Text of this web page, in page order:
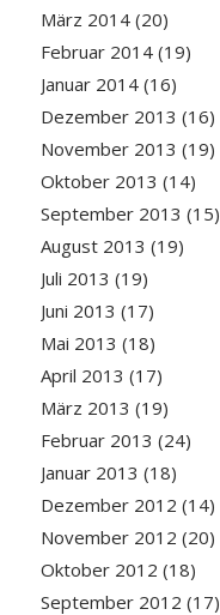
März 2014(20)
Februar 2014(19)
Januar 2014(16)
Dezember 2013 (16)
November 2013 (19)
Oktober 2013 (14)
September 2013 (15)
August 2013 (19)
Juli 2013 (19)
Juni 2013 (17)
Mai 2013 (18)
April 2013 (17)
März 2013 (19)
Februar 2013 (24)
Januar 2013 (18)
Dezember 2012 (14)
November 2012 (20)
Oktober 2012 (18)
September 2012 (17)